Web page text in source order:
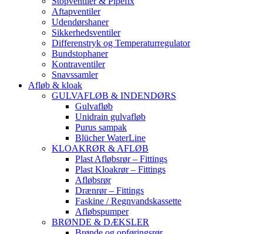
Aftapventiler
Udendørshaner
Sikkerhedsventiler
Differenstryk og Temperaturregulator
Bundstophaner
Kontraventiler
Snavssamler
Afløb & kloak
GULVAFLØB & INDENDØRS
Gulvafløb
Unidrain gulvafløb
Purus sampak
Blücher WaterLine
KLOAKRØR & AFLØB
Plast Afløbsrør – Fittings
Plast Kloakrør – Fittings
Afløbsrør
Drænrør – Fittings
Faskine / Regnvandskassette
Afløbspumper
BRØNDE & DÆKSLER